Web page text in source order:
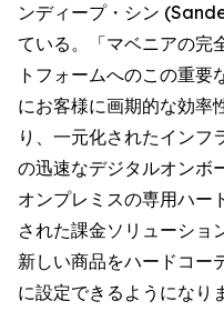
ンディープ・シン
ている。「マベニアの完
トフォームへのこの重
にお客様に画期的な効率
り、一元化されたインフ
の迅速なデジタルオンボ
オンプレミスの専用ハー
された課金ソリューショ
新しい商品をハードコー
に設定できるようになり